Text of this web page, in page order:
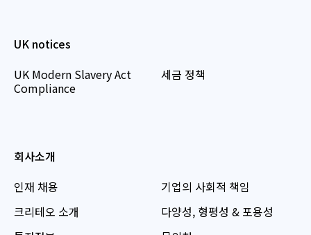
UK notices
UK Modern Slavery Act
Compliance
세금 정책
회사소개
인재 채용
크리테오 소개
기업의 사회적 책임
다양성, 형평성 & 포용성